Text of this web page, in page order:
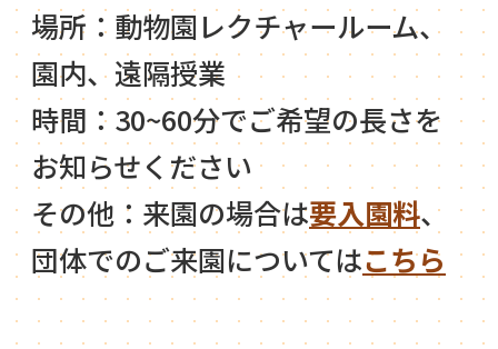
場所：動物園レクチャールーム、
園内、遠隔授業
時間：30~60分でご希望の長さを
お知らせください
その他：来園の場合は要入園料、
団体でのご来園についてはこちら